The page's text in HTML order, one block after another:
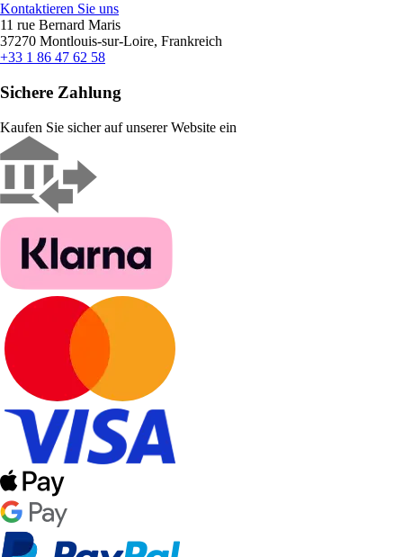
Kontaktieren Sie uns
11 rue Bernard Maris
37270 Montlouis-sur-Loire, Frankreich
+33 1 86 47 62 58
Sichere Zahlung
Kaufen Sie sicher auf unserer Website ein